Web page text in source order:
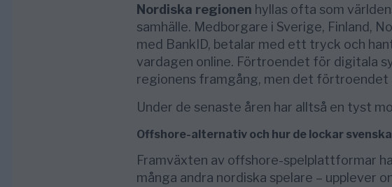
Nordiska regionen hyllas ofta som
samhälle. Medborgare i Sverige, Finland,
med BankID, betalar med ett tryck och
vardagen online. Förtroendet för digitala
regionens framgång, men det förtroendet
Under de senaste åren har alltså en tyst
Offshore-alternativ och hur de lockar
Framväxten av offshore-spelplattformar
många andra nordiska spelare – upplever